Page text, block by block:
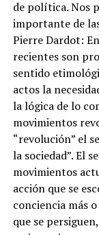
de política. Nos
importante de
Pierre Dardot:
recientes son
sentido
actos la
la lógica de lo
movimientos
“revolución” el
la sociedad”. El
movimientos
acción que se
conciencia más
que se